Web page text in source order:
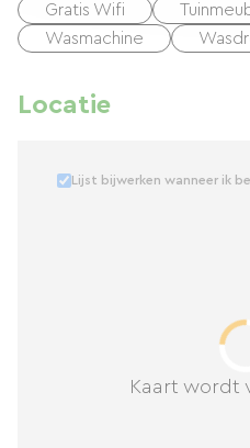
Gratis Wifi
Wasmachine
Locatie
Kaart wordt
Lijst bijwerken wanneer ik